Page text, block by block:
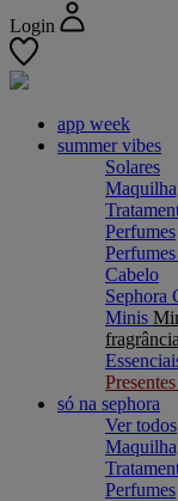
Login
app week
summer vibes
Solares
Perfumes
Cabelo
Sephora
Minis
só na sephora
Ver todos
Perfumes